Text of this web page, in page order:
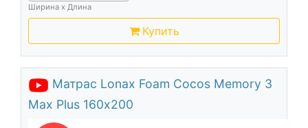
Ширина х Длина
Купить
Матрас Lonax Foam Cocos Memory 3
Max Plus 160х200